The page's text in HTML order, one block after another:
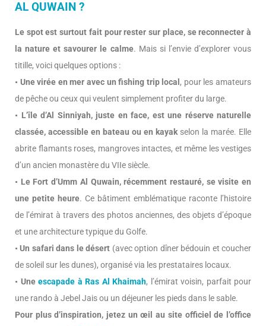
AL QUWAIN ?
Le spot est surtout fait pour rester sur place, se reconnecter à
la nature et savourer le calme. Mais si l’envie d’explorer vous
titille, voici quelques options :
• Une virée en mer avec un fishing trip local , pour les amateurs
de pêche ou ceux qui veulent simplement profiter du large.
• L’île d’Al Sinniyah, juste en face, est une réserve naturelle
classée, accessible en bateau ou en kayakselon la marée. Elle
abrite flamants roses, mangroves intactes, et même les vestiges
d’un ancien monastère du VIIe siècle.
• Le Fort d’Umm Al Quwain, récemment restauré, se visite en
une petite heure. Ce bâtiment emblématique raconte l’histoire
de l’émirat à travers des photos anciennes, des objets d’époque
et une architecture typique du Golfe.
• Un safari dans le désert (avec option dîner bédouin et coucher
de soleil sur les dunes), organisé via les prestataires locaux.
• Une escapade à Ras Al Khaimah, l’émirat voisin, parfait pour
une rando à Jebel Jais ou un déjeuner les pieds dans le sable.
Pour plus d’inspiration, jetez un œil au site officiel de l’office